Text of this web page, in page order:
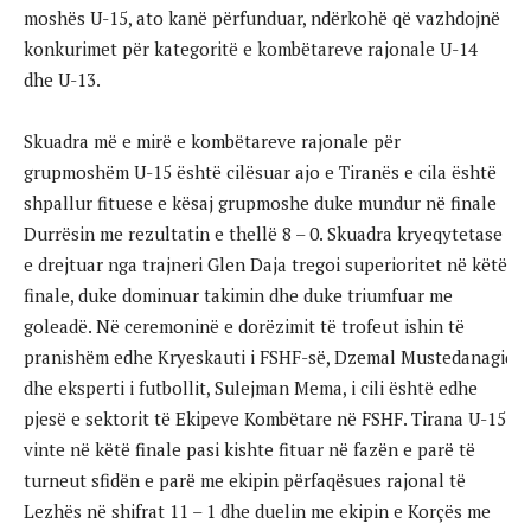
moshës U-15, ato kanë përfunduar, ndërkohë që vazhdojnë
konkurimet për kategoritë e kombëtareve rajonale U-14
dhe U-13.
Skuadra më e mirë e kombëtareve rajonale për
grupmoshëm U-15 është cilësuar ajo e Tiranës e cila është
shpallur fituese e kësaj grupmoshe duke mundur në finale
Durrësin me rezultatin e thellë 8 – 0. Skuadra kryeqytetase
e drejtuar nga trajneri Glen Daja tregoi superioritet në këtë
finale, duke dominuar takimin dhe duke triumfuar me
goleadë. Në ceremoninë e dorëzimit të trofeut ishin të
pranishëm edhe Kryeskauti i FSHF-së, Dzemal Mustedanagiҫ
dhe eksperti i futbollit, Sulejman Mema, i cili është edhe
pjesë e sektorit të Ekipeve Kombëtare në FSHF. Tirana U-15
vinte në këtë finale pasi kishte fituar në fazën e parë të
turneut sfidën e parë me ekipin përfaqësues rajonal të
Lezhës në shifrat 11 – 1 dhe duelin me ekipin e Korçës me